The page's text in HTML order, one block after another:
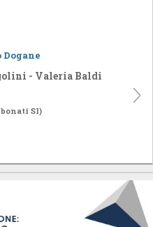
Dogane
- Valeria Baldi
SI)